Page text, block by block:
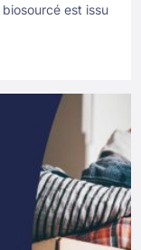
est issu